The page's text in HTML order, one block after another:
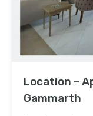
Location –
Gammarth